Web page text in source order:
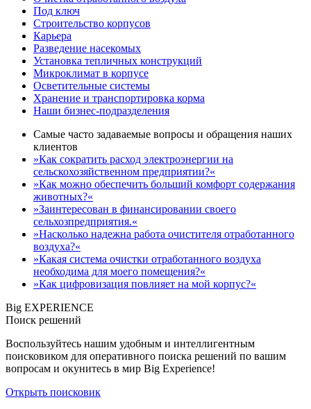
Под ключ
Строительство корпусов
Карьера
Разведение насекомых
Установка тепличных конструкций
Микроклимат в корпусе
Осветительные системы
Хранение и транспортировка корма
Наши бизнес-подразделения
Самые часто задаваемые вопросы и обращения наших
клиентов
»Как сократить расход электроэнергии на
сельскохозяйственном предприятии?«
»Как можно обеспечить больший комфорт содержания
животных?«
»Заинтересован в финансировании своего
сельхозпредприятия.«
»Насколько надежна работа очистителя отработанного
воздуха?«
»Какая система очистки отработанного воздуха
необходима для моего помещения?«
»Как цифровизация повлияет на мой корпус?«
Big EXPERIENCE
Поиск решений
Воспользуйтесь нашим удобным и интеллигентным
поисковиком для оперативного поиска решений по вашим
вопросам и окунитесь в мир Big Experience!
Открыть поисковик